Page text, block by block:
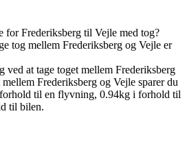
for Frederiksberg til Vejle med tog?
tog mellem Frederiksberg og Vejle er
ved at tage toget mellem Frederiksberg
mellem Frederiksberg og Vejle sparer du
til en flyvning, 0.94kg i forhold til
til bilen.